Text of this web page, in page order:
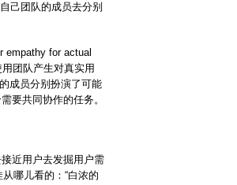
己团队的成员去分别
for actual
团队产生对真实用
成员分别扮演了可能
要共同协作的任务。
近用户去发掘用户需
哪儿看的：“白浓的